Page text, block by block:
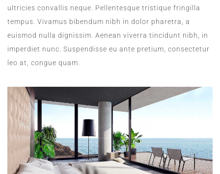
ultricies convallis neque. Pellentesque tristique fringilla
tempus. Vivamus bibendum nibh in dolor pharetra, a
euismod nulla dignissim. Aenean viverra tincidunt nibh, in
imperdiet nunc. Suspendisse eu ante pretium, consectetur
leo at, congue quam.